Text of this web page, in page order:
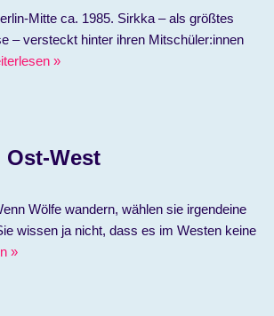
Mitte ca. 1985. Sirkka – als größtes
– versteckt hinter ihren Mitschüler:innen
»
West
Wölfe wandern, wählen sie irgendeine
wissen ja nicht, dass es im Westen keine
»